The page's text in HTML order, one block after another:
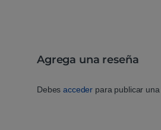
Agrega una reseña
Debesacceder para publicar